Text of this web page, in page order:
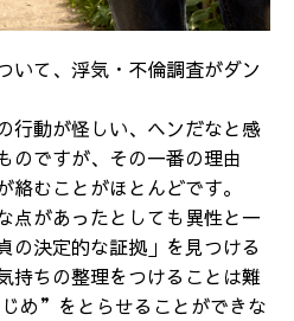
いて、浮気・不倫調査がダン
行動が怪しい、ヘンだなと感
のですが、その一番の理由
むことがほとんどです。
点があったとしても異性と一
の決定的な証拠」を見つける
持ちの整理をつけることは難
め”をとらせることができな